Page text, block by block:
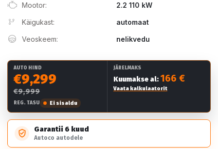
Mootor: 2.2 110 kW
Käigukast: automaat
Veoskeem: nelikvedu
AUTO HIND
€9,299
€9,999
REG. TASU Ei sisaldu
JÄRELMAKS
Kuumakse al: 166 €
Vaata kalkulaatorit
Garantii 6 kuud
Autoco autodele